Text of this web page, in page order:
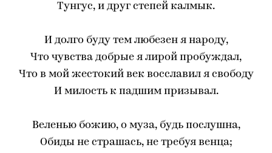
Тунгус, и друг степей калмык.
И долго буду тем любезен я народу,
Что чувства добрые я лирой пробуждал,
Что в мой жестокий век восславил я свободу
И милость к падшим призывал.
Веленью божию, о муза, будь послушна,
Обиды не страшась, не требуя венца;